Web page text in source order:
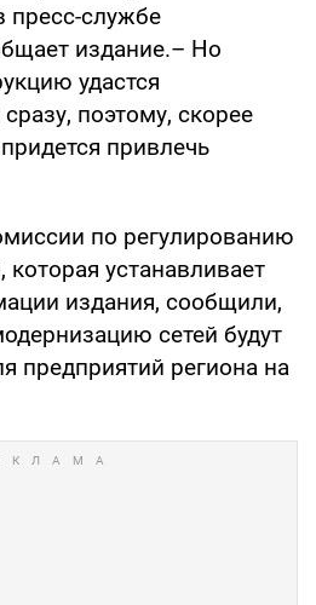
пресс-службе
издание.– Но
удастся
поэтому, скорее
привлечь
по регулированию
которая устанавливает
издания, сообщили,
сетей будут
предприятий региона на